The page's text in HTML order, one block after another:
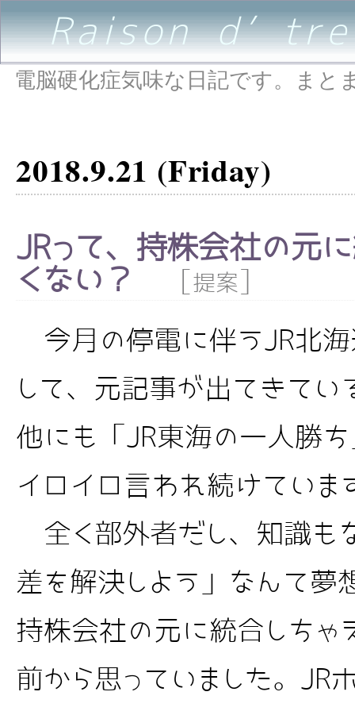
Raison d’être
電脳硬化症気味な日記です。まと
2018.9.21 (Friday)
JRって、持株会社の元
くない？
提案
今月の停電に伴うJR北
して、元記事が出てきてい
他にも「JR東海の一人勝
イロイロ言われ続けていま
全く部外者だし、知識も
差を解決しよう」なんて夢
持株会社の元に統合しちゃ
前から思っていました。JR